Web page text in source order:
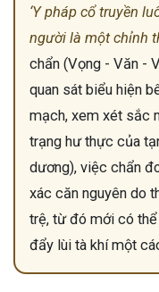
‘Y pháp cổ truyền
người là một chỉnh
chẩn (Vọng - Văn -
quan sát biểu hiện
mạch, xem xét sắc
trạng hư thực của
dương), việc chẩn
xác căn nguyên do
trệ, từ đó mới có
đẩy lùi tà khí một